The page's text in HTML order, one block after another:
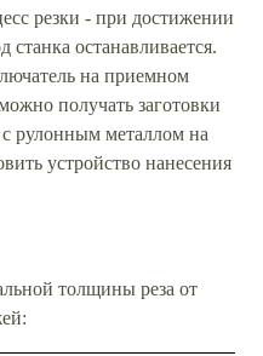
резки - при достижении
останавливается.
на приемном
получать заготовки
рулонным металлом на
устройство нанесения
толщины реза от